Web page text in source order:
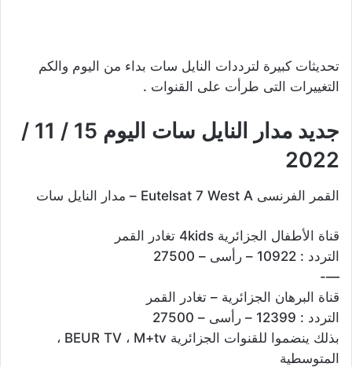
تحديثات كبيرة لترددات النايل سات بداء من اليوم والكم
التغييرات التى طرأت على القنوات .
جديد مدار النايل سات اليوم 15 / 11 /
2022
القمر الفرنسى Eutelsat 7 West A – مدار النايل سات
قناة الأطفال الجزائرية 4kids تغادر القمر
التردد : 10922 – رأسى – 27500
—-
قناة البرهان الجزائرية – تغادر القمر
التردد : 12399 – رأسى – 27500
بذلك ينضموا للقنوات الجزائرية BEUR TV ، M+tv ،
المتوسطية